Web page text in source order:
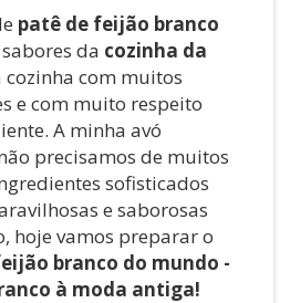
patê de feijão branco
da cozinha da
cozinha com muitos
e com muito respeito
A minha avó
precisamos de muitos
sofisticados
e saborosas
hoje vamos preparar o
branco do mundo -
à moda antiga!